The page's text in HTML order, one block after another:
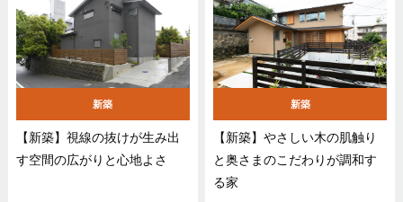
新築
【新築】視線の抜けが生み出
す空間の広がりと心地よさ
新築
【新築】やさしい木の肌触り
と奥さまのこだわりが調和す
る家